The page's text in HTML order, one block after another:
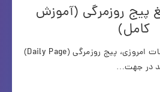
پیج روزمرگی (آموزش
کامل)
در عصر دیجیتال و ارتباطات امروزی، پیج روزمرگی (Daily Page)
در جهت…